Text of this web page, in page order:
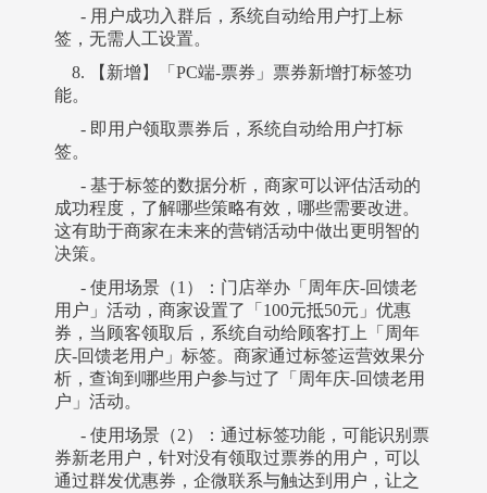
- 用户成功入群后，系统自动给用户打上标
签，无需人工设置。
8. 【新增】「PC端-票券」票券新增打标签功
能。
- 即用户领取票券后，系统自动给用户打标
签。
- 基于标签的数据分析，商家可以评估活动的
成功程度，了解哪些策略有效，哪些需要改进。
这有助于商家在未来的营销活动中做出更明智的
决策。
- 使用场景（1）：门店举办「周年庆-回馈老
用户」活动，商家设置了「100元抵50元」优惠
券，当顾客领取后，系统自动给顾客打上「周年
庆-回馈老用户」标签。商家通过标签运营效果分
析，查询到哪些用户参与过了「周年庆-回馈老用
户」活动。
- 使用场景（2）：通过标签功能，可能识别票
券新老用户，针对没有领取过票券的用户，可以
通过群发优惠券，企微联系与触达到用户，让之